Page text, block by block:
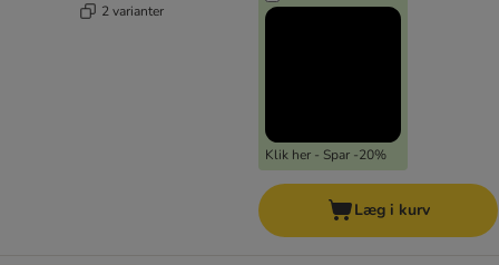
2 varianter
Klik her - Spar -20%
Læg i kurv